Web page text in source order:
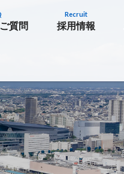
質問
Recruit
採用情報